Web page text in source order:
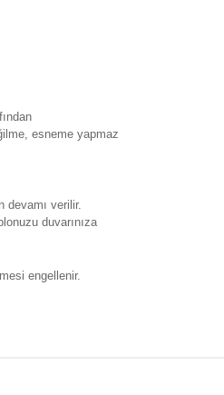
esneme yapmaz
devamı verilir.
duvarınıza
engellenir.